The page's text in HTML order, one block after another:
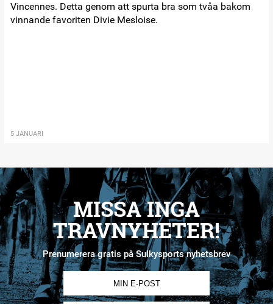
Vincennes. Detta genom att spurta bra som tvåa bakom
vinnande favoriten Divie Mesloise.
5 JANUARI
MISSA INGA
TRAVNYHETER!
Prenumerera gratis på Sulkysports nyhetsbrev